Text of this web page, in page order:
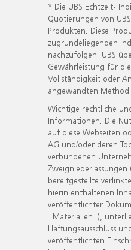
* Die UBS Echtzeit-
Quotierungen von
Produkten. Diese
zugrundeliegenden
nachzufolgen. UBS
Gewährleistung für
Vollständigkeit oder
angewandten
Wichtige rechtliche
Informationen. Die
auf diese Webseiten
AG und/oder deren
verbundenen
bereitgestellte
hierin enthaltenen
veröffentlichter
"Materialien"),
Haftungsausschluss
veröffentlichten